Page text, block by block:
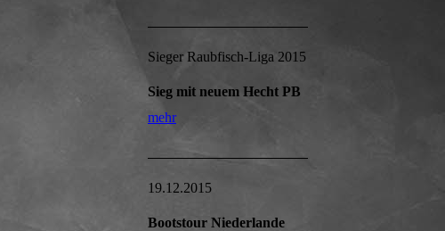
Sieger Raubfisch-Liga 2015
Sieg mit neuem Hecht PB
mehr
19.12.2015
Bootstour Niederlande